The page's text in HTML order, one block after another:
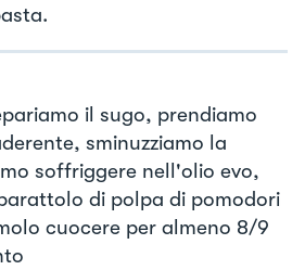
il sugo, prendiamo
sminuzziamo la
soffriggere nell'olio evo,
di polpa di pomodori
cuocere per almeno 8/9